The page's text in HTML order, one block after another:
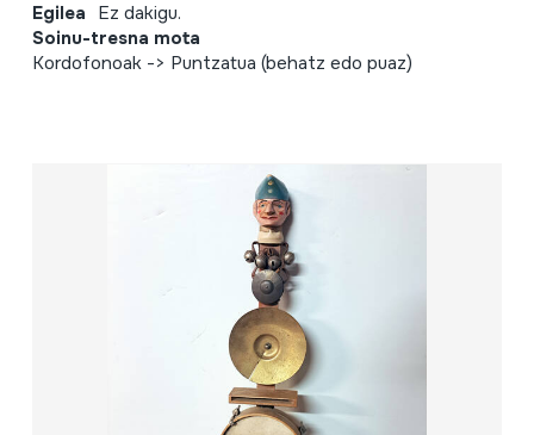
Egilea Ez dakigu.
Soinu-tresna mota
Kordofonoak -> Puntzatua (behatz edo puaz)